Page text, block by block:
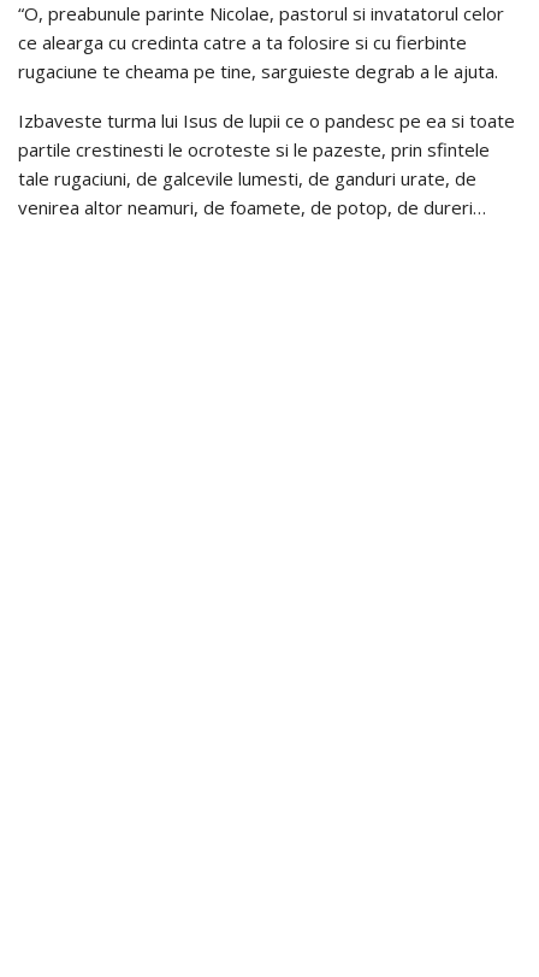
“O, preabunule parinte Nicolae, pastorul si invatatorul celor
ce alearga cu credinta catre a ta folosire si cu fierbinte
rugaciune te cheama pe tine, sarguieste degrab a le ajuta.
Izbaveste turma lui Isus de lupii ce o pandesc pe ea si toate
partile crestinesti le ocroteste si le pazeste, prin sfintele
tale rugaciuni, de galcevile lumesti, de ganduri urate, de
venirea altor neamuri, de foamete, de potop, de dureri…